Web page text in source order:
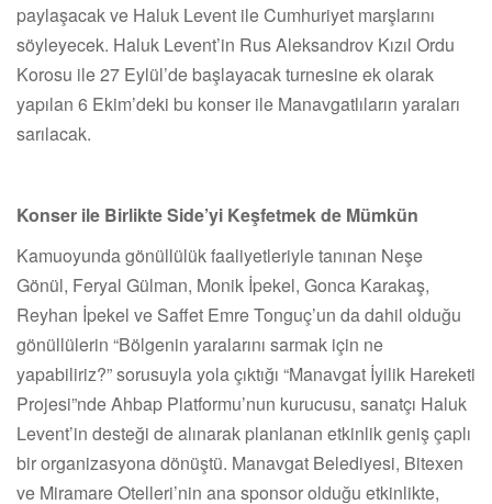
paylaşacak ve Haluk Levent ile Cumhuriyet marşlarını
söyleyecek. Haluk Levent’in Rus Aleksandrov Kızıl Ordu
Korosu ile 27 Eylül’de başlayacak turnesine ek olarak
yapılan 6 Ekim’deki bu konser ile Manavgatlıların yaraları
sarılacak.
Konser ile Birlikte Side’yi Keşfetmek de Mümkün
Kamuoyunda gönüllülük faaliyetleriyle tanınan Neşe
Gönül, Feryal Gülman, Monik İpekel, Gonca Karakaş,
Reyhan İpekel ve Saffet Emre Tonguç’un da dahil olduğu
gönüllülerin “Bölgenin yaralarını sarmak için ne
yapabiliriz?” sorusuyla yola çıktığı “Manavgat İyilik Hareketi
Projesi”nde Ahbap Platformu’nun kurucusu, sanatçı Haluk
Levent’in desteği de alınarak planlanan etkinlik geniş çaplı
bir organizasyona dönüştü. Manavgat Belediyesi, Bitexen
ve Miramare Otelleri’nin ana sponsor olduğu etkinlikte,